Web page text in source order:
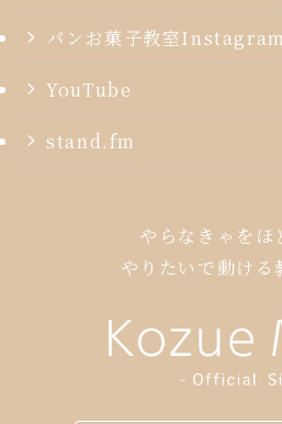
パンお菓子教室Instagram
YouTube
stand.fm
やらなきゃをほ
やりたいで動ける